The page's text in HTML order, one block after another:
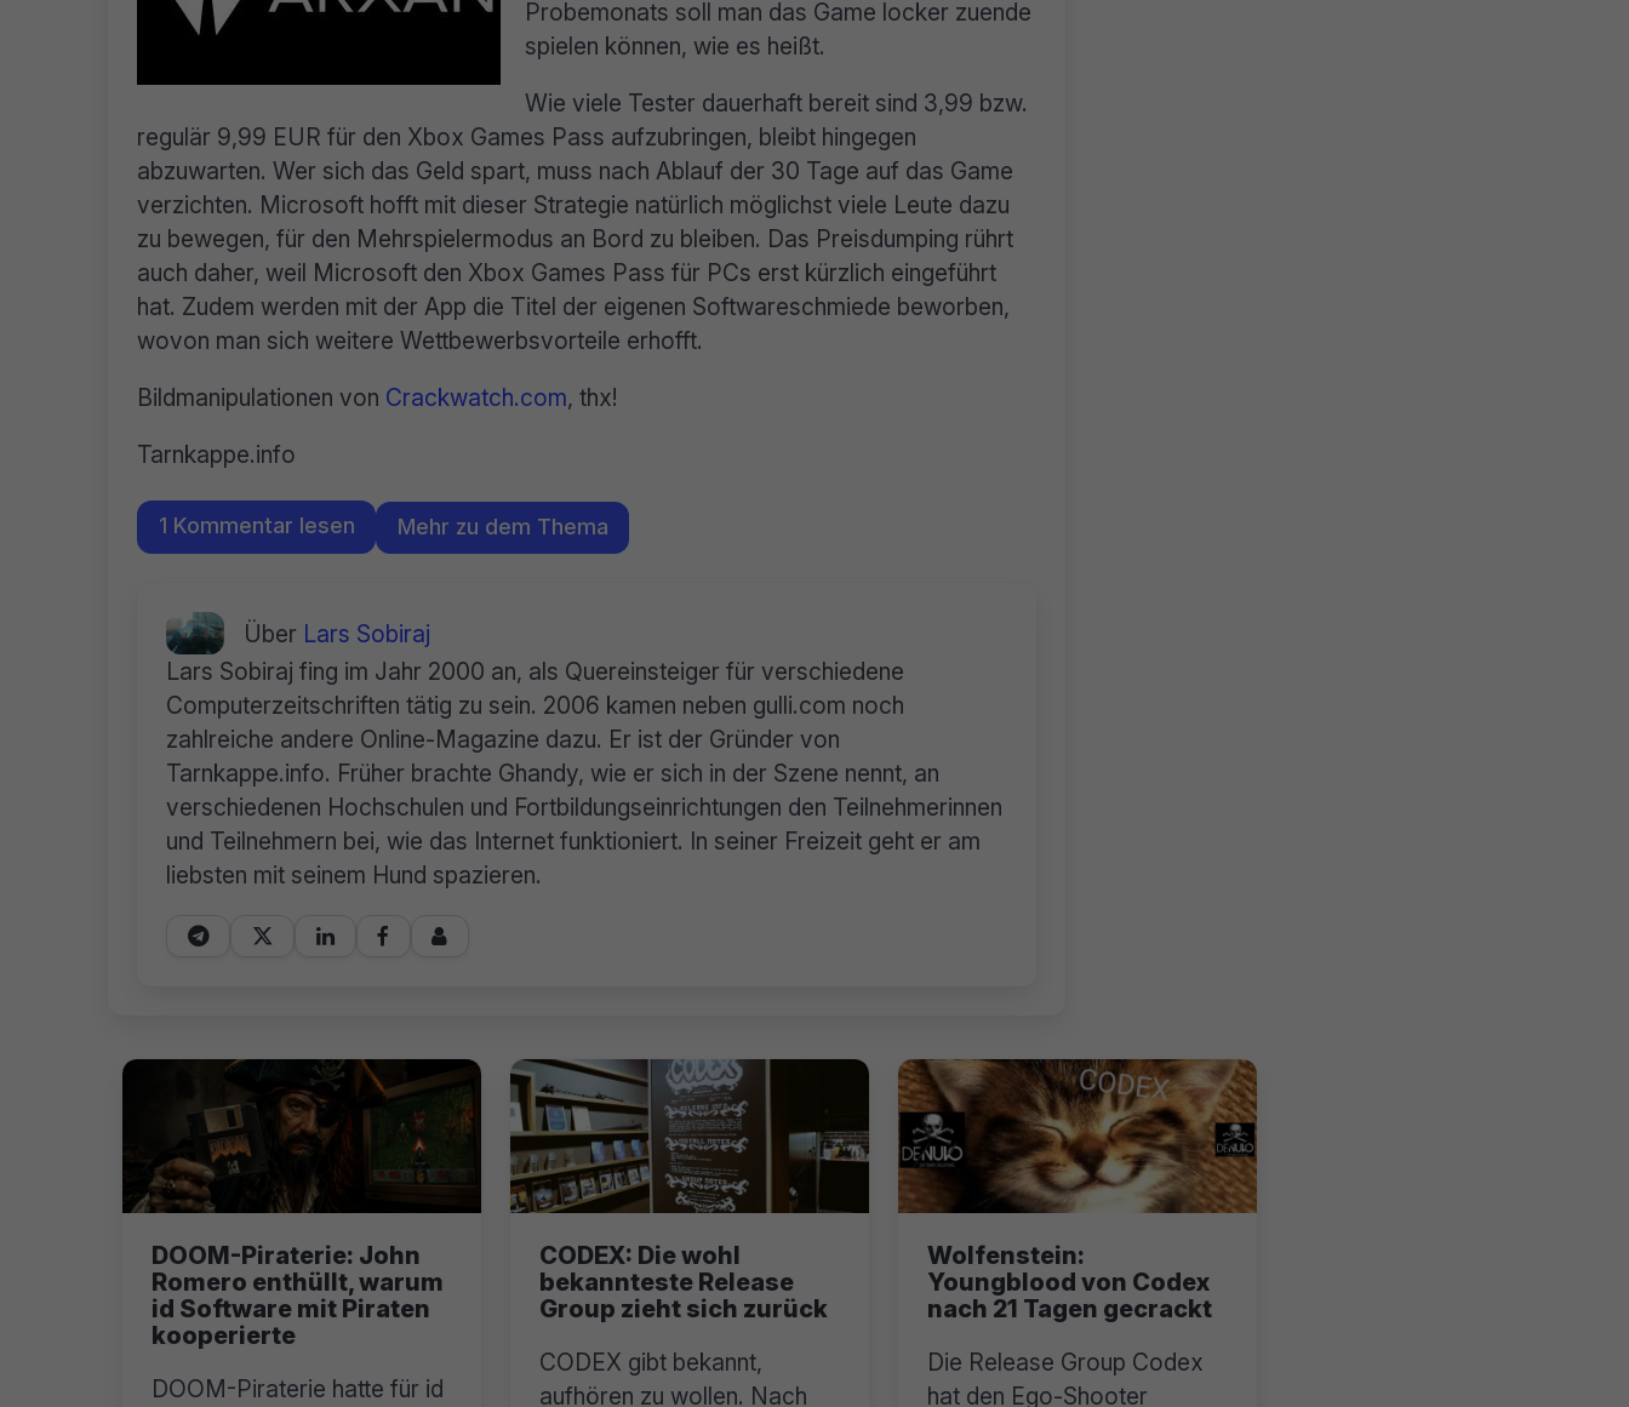
Probemonats soll man das Game locker zuende
spielen können, wie es heißt.
Wie viele Tester dauerhaft bereit sind 3,99 bzw.
regulär 9,99 EUR für den Xbox Games Pass aufzubringen, bleibt hingegen
abzuwarten. Wer sich das Geld spart, muss nach Ablauf der 30 Tage auf das Game
verzichten. Microsoft hofft mit dieser Strategie natürlich möglichst viele Leute dazu
zu bewegen, für den Mehrspielermodus an Bord zu bleiben. Das Preisdumping rührt
auch daher, weil Microsoft den Xbox Games Pass für PCs erst kürzlich eingeführt
hat. Zudem werden mit der App die Titel der eigenen Softwareschmiede beworben,
wovon man sich weitere Wettbewerbsvorteile erhofft.
Bildmanipulationen von Crackwatch.com, thx!
Tarnkappe.info
1 Kommentar lesen Mehr zu dem Thema
Über Lars Sobiraj
Lars Sobiraj fing im Jahr 2000 an, als Quereinsteiger für verschiedene
Computerzeitschriften tätig zu sein. 2006 kamen neben gulli.com noch
zahlreiche andere Online-Magazine dazu. Er ist der Gründer von
Tarnkappe.info. Früher brachte Ghandy, wie er sich in der Szene nennt, an
verschiedenen Hochschulen und Fortbildungseinrichtungen den Teilnehmerinnen
und Teilnehmern bei, wie das Internet funktioniert. In seiner Freizeit geht er am
liebsten mit seinem Hund spazieren.
    
DOOM-Piraterie: John
Romero enthüllt, warum
id Software mit Piraten
kooperierte
DOOM-Piraterie hatte für id
CODEX: Die wohl
bekannteste Release
Group zieht sich zurück
CODEX gibt bekannt,
aufhören zu wollen. Nach
Wolfenstein:
Youngblood von Codex
nach 21 Tagen gecrackt
Die Release Group Codex
hat den Ego-Shooter